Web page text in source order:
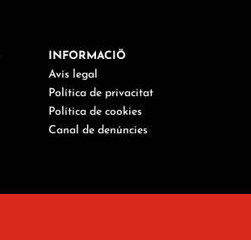
INFORMACIÖ
Avís legal
Política de privacitat
Política de cookies
Canal de denúncies